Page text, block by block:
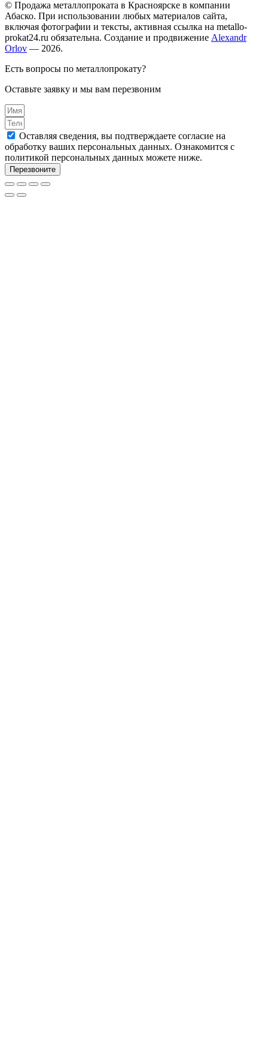
© Продажа металлопроката в Красноярске в компании
Абаско. При использовании любых материалов сайта,
включая фотографии и тексты, активная ссылка на metallo-
prokat24.ru обязательна. Создание и продвижение Alexandr
Orlov — 2026.
Есть вопросы по металлопрокату?
Оставьте заявку и мы вам перезвоним
Оставляя сведения, вы подтверждаете согласие на
обработку ваших персональных данных. Ознакомится с
политикой персональных данных можете ниже.
Перезвоните